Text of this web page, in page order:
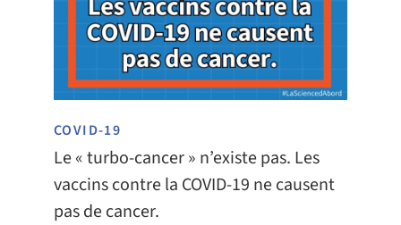
COVID-19
Le « turbo-cancer » n’existe pas. Les
vaccins contre la COVID-19 ne causent
pas de cancer.